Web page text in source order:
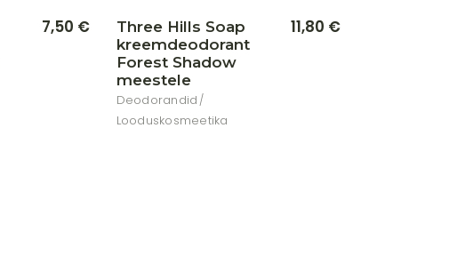
7,50 €
Three Hills Soap
kreemdeodorant
Forest Shadow
meestele
Deodorandid
Looduskosmeetika
11,80 €